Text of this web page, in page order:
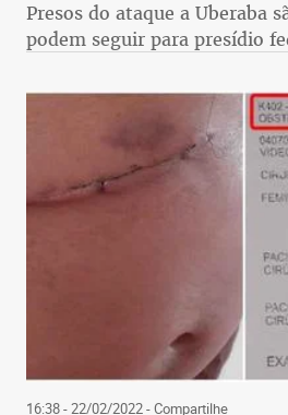
Presos do ataque a Uberaba
podem seguir para presídio
16:38 - 22/02/2022- Compartilhe